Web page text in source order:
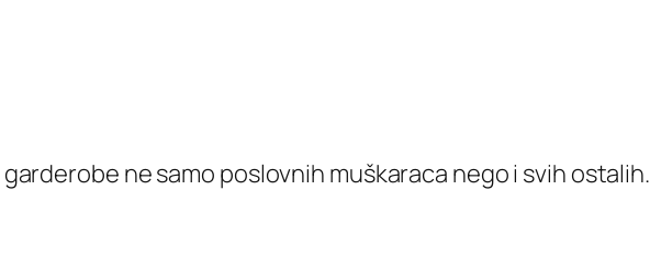
ne samo poslovnih muškaraca nego i svih ostalih.